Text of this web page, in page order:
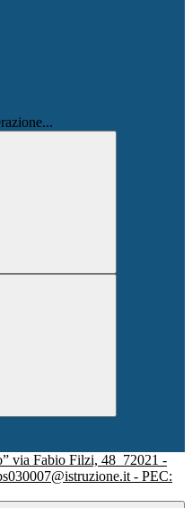
via Fabio Filzi, 48 72021 -
- PEC: